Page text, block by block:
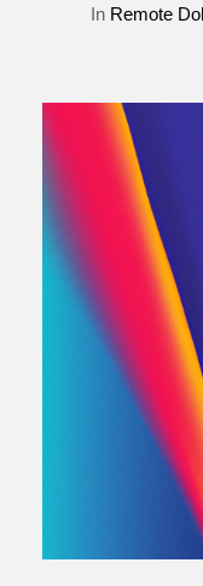
In Remote